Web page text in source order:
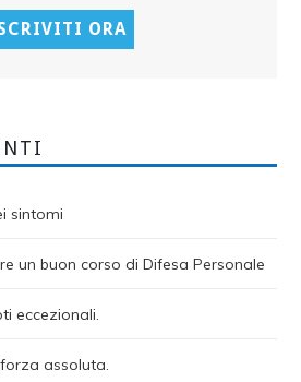
sintomi
un buon corso di Difesa Personale
eccezionali.
assoluta.